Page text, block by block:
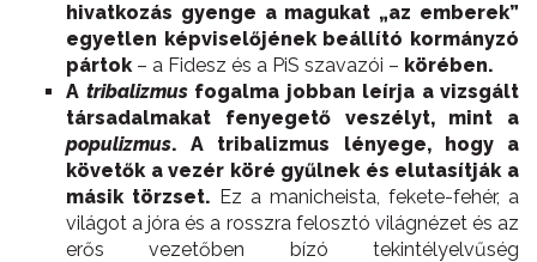
hivatkozás gyenge a magukat „az emberek”
egyetlen képviselőjének beállító kormányzó
pártok – a Fidesz és a PiS szavazói – körében.
A tribalizmusfogalma jobban leírja a vizsgált
társadalmakat fenyegető veszélyt, mint a
populizmus. A tribalizmus lényege, hogy a
követők a vezér köré gyűlnek és elutasítják a
másik törzset. Ez a manicheista, fekete-fehér, a
világot a jóra és a rosszra felosztó világnézet és az
erős vezetőben bízó tekintélyelvűség